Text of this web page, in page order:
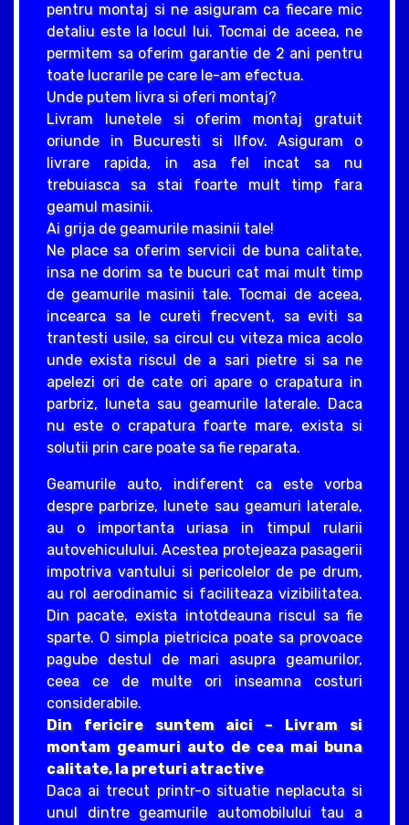
pentru montaj si ne asiguram ca fiecare mic
detaliu este la locul lui. Tocmai de aceea, ne
permitem sa oferim garantie de 2 ani pentru
toate lucrarile pe care le-am efectua.
Unde putem livra si oferi montaj?
Livram lunetele si oferim montaj gratuit
oriunde in Bucuresti si Ilfov. Asiguram o
livrare rapida, in asa fel incat sa nu
trebuiasca sa stai foarte mult timp fara
geamul masinii.
Ai grija de geamurile masinii tale!
Ne place sa oferim servicii de buna calitate,
insa ne dorim sa te bucuri cat mai mult timp
de geamurile masinii tale. Tocmai de aceea,
incearca sa le cureti frecvent, sa eviti sa
trantesti usile, sa circul cu viteza mica acolo
unde exista riscul de a sari pietre si sa ne
apelezi ori de cate ori apare o crapatura in
parbriz, luneta sau geamurile laterale. Daca
nu este o crapatura foarte mare, exista si
solutii prin care poate sa fie reparata.
Geamurile auto, indiferent ca este vorba
despre parbrize, lunete sau geamuri laterale,
au o importanta uriasa in timpul rularii
autovehiculului. Acestea protejeaza pasagerii
impotriva vantului si pericolelor de pe drum,
au rol aerodinamic si faciliteaza vizibilitatea.
Din pacate, exista intotdeauna riscul sa fie
sparte. O simpla pietricica poate sa provoace
pagube destul de mari asupra geamurilor,
ceea ce de multe ori inseamna costuri
considerabile.
Din fericire suntem aici – Livram si
montam geamuri auto de cea mai buna
calitate, la preturi atractive
Daca ai trecut printr-o situatie neplacuta si
unul dintre geamurile automobilului tau a